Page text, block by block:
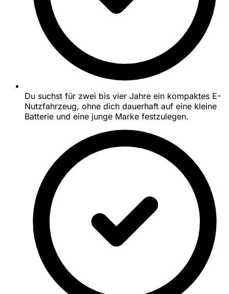
Du suchst für zwei bis vier Jahre ein kompaktes E-
Nutzfahrzeug, ohne dich dauerhaft auf eine kleine
Batterie und eine junge Marke festzulegen.